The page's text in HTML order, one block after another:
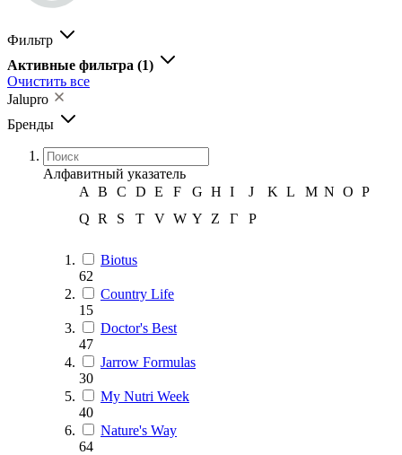
Фильтр
Активные фильтра (1)
Очистить все
Jalupro
Бренды
Алфавитный указатель
A
B C D E F G H I J K L M N O P
Q R S T V W Y Z Г Р
Biotus
62
Country Life
15
Doctor's Best
47
Jarrow Formulas
30
My Nutri Week
40
Nature's Way
64